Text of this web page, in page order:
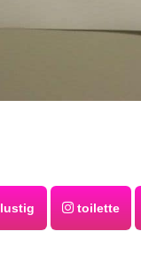
lustig toilette